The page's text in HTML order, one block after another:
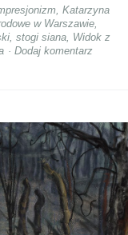
Katarzyna
w Warszawie,
, stogi siana, Widok z
Dodaj komentarz